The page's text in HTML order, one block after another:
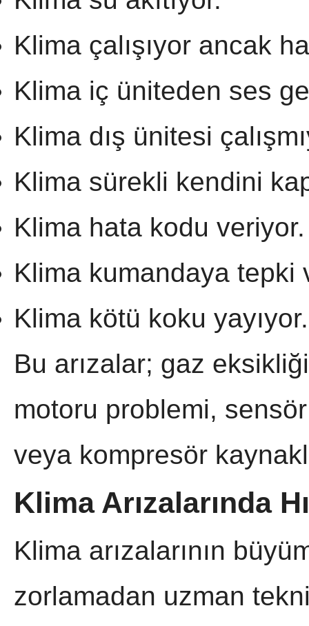
Klima çalışıyor ancak
Klima iç üniteden ses
Klima dış ünitesi
Klima sürekli kendini
Klima hata kodu veriyor.
Klima kumandaya tepki
Klima kötü koku yayıyor.
Bu arızalar; gaz
motoru problemi, sensör
veya kompresör
Klima Arızalarında
Klima arızalarının
zorlamadan uzman